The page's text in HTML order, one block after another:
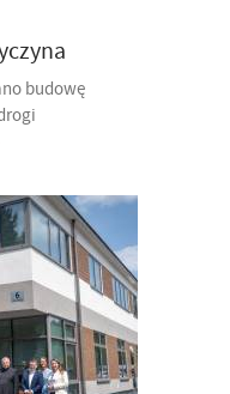
budowę